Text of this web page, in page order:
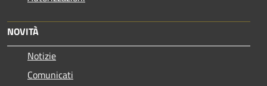
NOVITÀ
Notizie
Comunicati